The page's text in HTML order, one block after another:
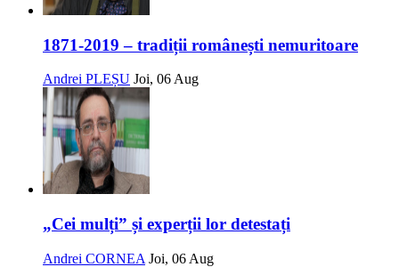
1871-2019 – tradiții românești nemuritoare
Andrei PLEȘU Joi, 06 Aug
„Cei mulți” și experții lor detestați
Andrei CORNEA Joi, 06 Aug